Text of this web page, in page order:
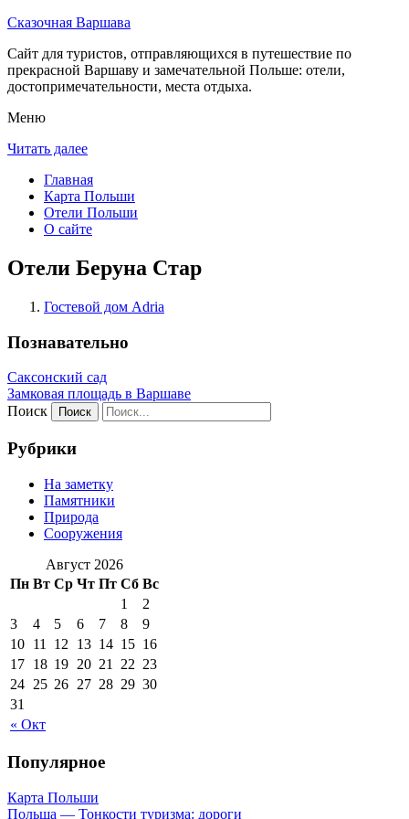
Сказочная Варшава
Сайт для туристов, отправляющихся в путешествие по
прекрасной Варшаву и замечательной Польше: отели,
достопримечательности, места отдыха.
Меню
Читать далее
Главная
Карта Польши
Отели Польши
О сайте
Отели Беруна Стар
Гостевой дом Adria
Познавательно
Саксонский сад
Замковая площадь в Варшаве
Поиск
Рубрики
На заметку
Памятники
Природа
Сооружения
Август 2026
Пн Вт Ср Чт Пт Сб Вс
« Окт
1
2
3
4 5 6 7 8
9
10 11 12 13 14 15 16
17 18 19 20 21 22 23
24 25 26 27 28 29 30
31
Популярное
Карта Польши
Польша — Тонкости туризма: дороги